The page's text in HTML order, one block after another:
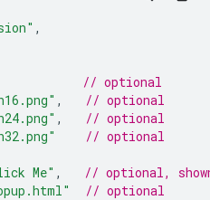
,
// optional
,
// optional
,
// optional
// optional
Me" ,
// optional,
// optional